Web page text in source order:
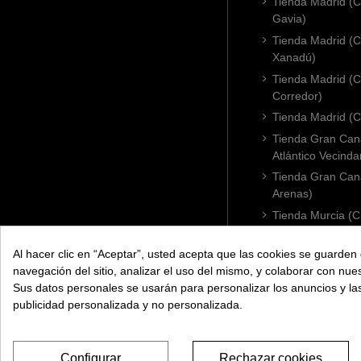
Gavia)
Tienda Madrid
Xanadú)
Tienda Madrid
Corredor)
Tienda Madrid
Tienda Gran
Atlántico
Tienda Gran
Arenas)
Tienda Murcia
Tienda Badajoz
Tienda Cádiz
Tienda Córdoba
Al hacer clic en “Aceptar”, usted acepta que las cookies se
navegación del sitio, analizar el uso del mismo, y colaborar con
Sus datos personales se usarán para personalizar los anuncios y
publicidad personalizada y no personalizada.
Rechazar cookies
Configurar